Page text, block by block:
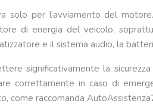
solo per l’avviamento del
di energia del veicolo,
e il sistema audio, la
significativamente la
correttamente in caso di
come raccomanda